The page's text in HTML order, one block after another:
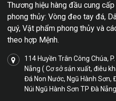
Thương hiệu hàng đầu cung
phong thủy: Vòng đeo tay đá,
quý, Vật phẩm phong thủy và
theo hợp Mệnh.
114 Huyền Trân Công Chúa,
Nẵng ( Cơ sở sản xuất, điêu
Đá Non Nước, Ngũ Hành Sơn,
Núi Ngũ Hành Sơn TP Đà